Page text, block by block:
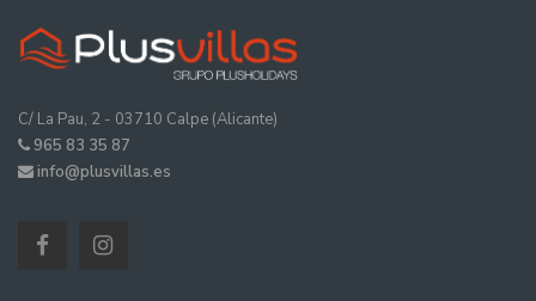
C/ La Pau, 2 - 03710 Calpe (Alicante)
965 83 35 87
info@plusvillas.es